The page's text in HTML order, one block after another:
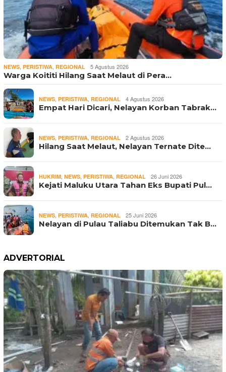
NEWS, PERISTIWA, REGIONAL 5 Agustus 2026
Warga Koititi Hilang Saat Melaut di Pera…
NEWS, PERISTIWA, REGIONAL 4 Agustus 2026
Empat Hari Dicari, Nelayan Korban Tabrak…
NEWS, PERISTIWA, REGIONAL 2 Agustus 2026
Hilang Saat Melaut, Nelayan Ternate Dite…
HUKRIM, NEWS, PERISTIWA, REGIONAL 26 Juni 2026
Kejati Maluku Utara Tahan Eks Bupati Pul…
NEWS, PERISTIWA, REGIONAL 25 Juni 2026
Nelayan di Pulau Taliabu Ditemukan Tak B…
ADVERTORIAL